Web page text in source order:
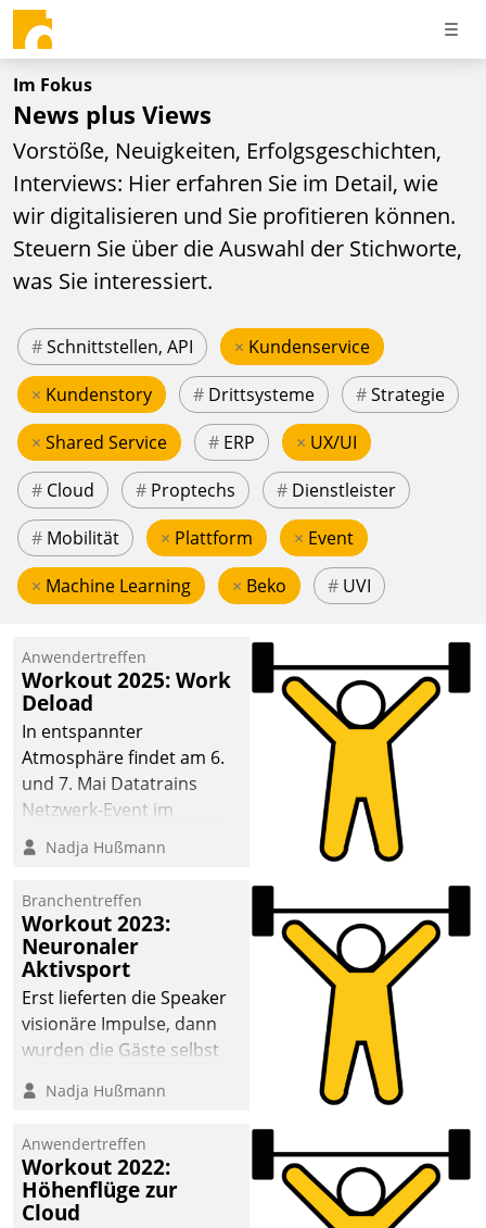
Im Fokus
News plus Views
Vorstöße, Neuigkeiten, Erfolgsgeschichten,
Interviews: Hier erfahren Sie im Detail, wie
wir digitalisieren und Sie profitieren können.
Steuern Sie über die Auswahl der Stichworte,
was Sie interessiert.
#Schnittstellen, API × Kundenservice
× Kundenstory # Drittsysteme #Strategie
× Shared Service # ERP × UX/UI
# Cloud # Proptechs # Dienstleister
# Mobilität × Plattform × Event
× Machine Learning × Beko # UVI
Anwendertreffen
Workout 2025: Work
Deload
In entspannter
Atmosphäre findet am 6.
und 7. Mai Datatrains
Netzwerk-Event im
Kunden- und Partnerkreis
statt. Zentrale Frage: Wie
Mammutprojekte
meistern und Workloads
wuppen – bei zunehmend
anspruchsvollen
Aufgaben und
abnehmendem
Nadja Hußmann
Branchentreffen
Workout 2023:
Neuronaler
Aktivsport
Erst lieferten die Speaker
visionäre Impulse, dann
wurden die Gäste selbst
methodisch
Quartier. Dazwischen
zeigte Datatrain, was es
Neues zu bieten hat.
Nadja Hußmann
Anwendertreffen
Workout 2022:
Höhenflüge zur
Cloud